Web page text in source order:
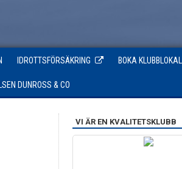
IDROTTSFÖRSÄKRING BOKA KLUBBLOKAL
DUNROSS & CO
VI ÄR EN KVALITETSKLUBB